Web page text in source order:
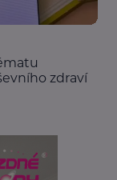
zdraví